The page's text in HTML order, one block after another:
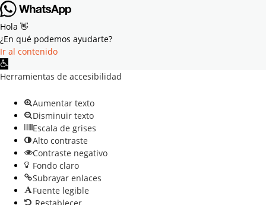
Hola 👋
¿En qué podemos ayudarte?
Ir al contenido
Abrir barra de herramientas
Herramientas de accesibilidad
Aumentar texto
Disminuir texto
Escala de grises
Alto contraste
Contraste negativo
Fondo claro
Subrayar enlaces
Fuente legible